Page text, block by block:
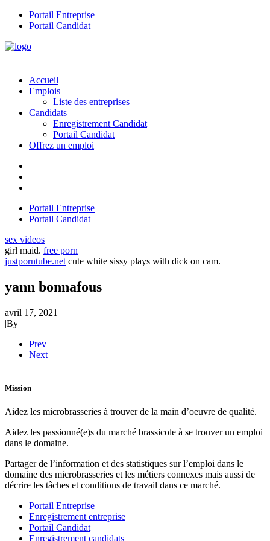
Portail Entreprise
Portail Candidat
Accueil
Emplois
Liste des entreprises
Candidats
Enregistrement Candidat
Portail Candidat
Offrez un emploi
Portail Entreprise
Portail Candidat
sex videos
girl maid. free porn
justporntube.net cute white sissy plays with dick on cam.
yann bonnafous
avril 17, 2021
|By
Prev
Next
Mission
Aidez les microbrasseries à trouver de la main d’oeuvre de qualité.
Aidez les passionné(e)s du marché brassicole à se trouver un emploi
dans le domaine.
Partager de l’information et des statistiques sur l’emploi dans le
domaine des microbrasseries et les métiers connexes mais aussi de
décrire les tâches et conditions de travail dans ce marché.
Portail Entreprise
Enregistrement entreprise
Portail Candidat
Enregistrement candidats